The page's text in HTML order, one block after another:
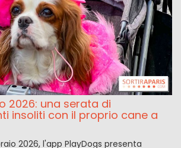
2026: una serata di
insoliti con il proprio cane a
2026, l'app PlayDogs presenta